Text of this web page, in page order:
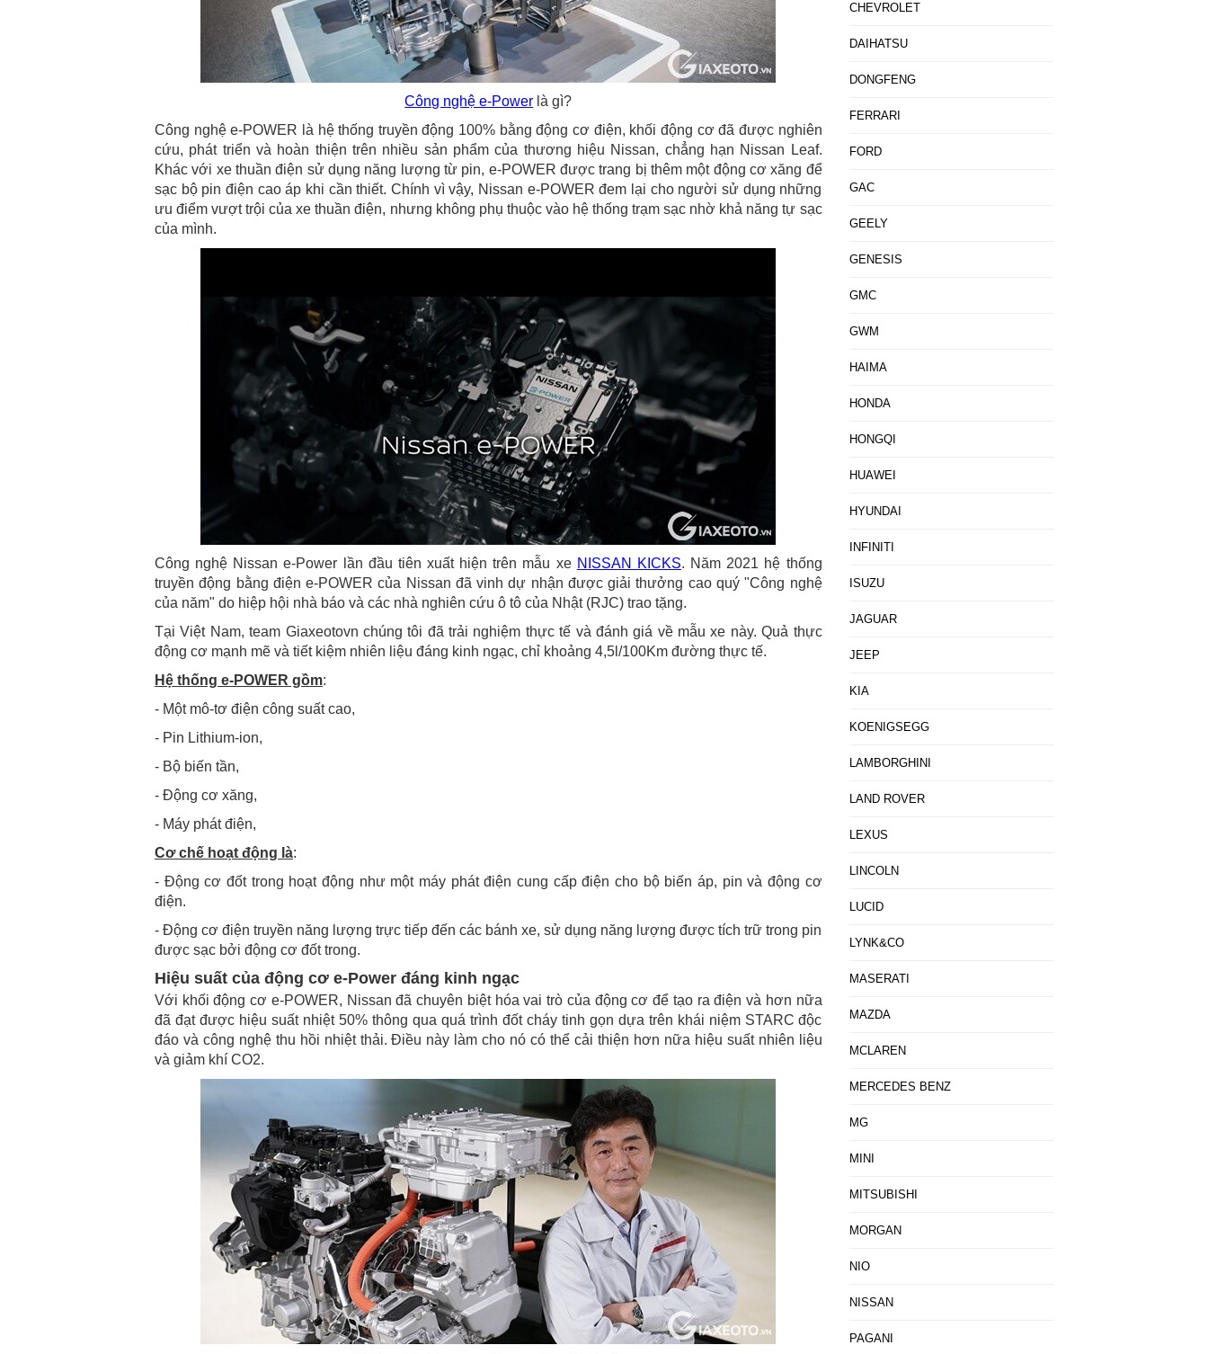
Công nghệ e-Power là gì?
Công nghệ e-POWER là hệ thống truyền động 100% bằng động cơ điện, khối động cơ đã được nghiên
cứu, phát triển và hoàn thiện trên nhiều sản phẩm của thương hiệu Nissan, chẳng hạn Nissan Leaf.
Khác với xe thuần điện sử dụng năng lượng từ pin, e-POWER được trang bị thêm một động cơ xăng để
sạc bộ pin điện cao áp khi cần thiết. Chính vì vậy, Nissan e-POWER đem lại cho người sử dụng những
ưu điểm vượt trội của xe thuần điện, nhưng không phụ thuộc vào hệ thống trạm sạc nhờ khả năng tự sạc
của mình.
Công nghệ Nissan e-Power lần đầu tiên xuất hiện trên mẫu xe NISSAN KICKS. Năm 2021 hệ thống
truyền động bằng điện e-POWER của Nissan đã vinh dự nhận được giải thưởng cao quý "Công nghệ
của năm" do hiệp hội nhà báo và các nhà nghiên cứu ô tô của Nhật (RJC) trao tặng.
Tại Việt Nam, team Giaxeotovn chúng tôi đã trải nghiệm thực tế và đánh giá về mẫu xe này. Quả thực
động cơ mạnh mẽ và tiết kiệm nhiên liệu đáng kinh ngạc, chỉ khoảng 4,5l/100Km đường thực tế.
Hệ thống e-POWER gồm:
- Một mô-tơ điện công suất cao,
- Pin Lithium-ion,
- Bộ biến tần,
- Động cơ xăng,
- Máy phát điện,
Cơ chế hoạt động là:
- Động cơ đốt trong hoạt động như một máy phát điện cung cấp điện cho bộ biến áp, pin và động cơ
điện.
- Động cơ điện truyền năng lượng trực tiếp đến các bánh xe, sử dụng năng lượng được tích trữ trong pin
được sạc bởi động cơ đốt trong.
Hiệu suất của động cơ e-Power đáng kinh ngạc
Với khối động cơ e-POWER, Nissan đã chuyên biệt hóa vai trò của động cơ để tạo ra điện và hơn nữa
đã đạt được hiệu suất nhiệt 50% thông qua quá trình đốt cháy tinh gọn dựa trên khái niệm STARC độc
đáo và công nghệ thu hồi nhiệt thải. Điều này làm cho nó có thể cải thiện hơn nữa hiệu suất nhiên liệu
và giảm khí CO2.
CHEVROLET
DAIHATSU
DONGFENG
FERRARI
FORD
GAC
GEELY
GENESIS
GMC
GWM
HAIMA
HONDA
HONGQI
HUAWEI
HYUNDAI
INFINITI
ISUZU
JAGUAR
JEEP
KIA
KOENIGSEGG
LAMBORGHINI
LAND ROVER
LEXUS
LINCOLN
LUCID
LYNK&CO
MASERATI
MAZDA
MCLAREN
MERCEDES BENZ
MG
MINI
MITSUBISHI
MORGAN
NIO
NISSAN
PAGANI